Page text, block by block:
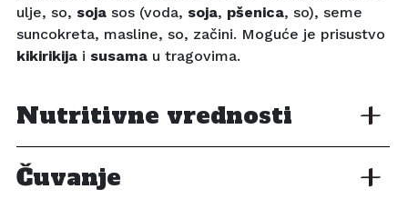
ulje, so, soja sos (voda, soja, pšenica, so), seme
suncokreta, masline, so, začini. Moguće je prisustvo
kikirikija i susama u tragovima.
Nutritivne vrednosti
Čuvanje